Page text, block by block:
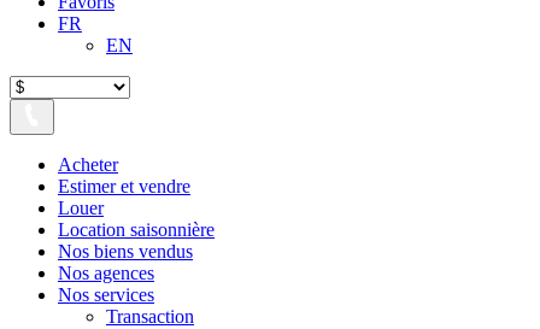
FR
EN
Acheter
Estimer et vendre
Louer
Location saisonnière
Nos biens vendus
Nos agences
Nos services
Transaction